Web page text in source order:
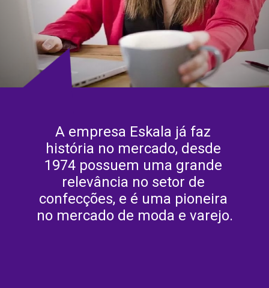
A empresa Eskala já faz
história no mercado, desde
1974 possuem uma grande
relevância no setor de
confecções, e é uma pioneira
no mercado de moda e varejo.